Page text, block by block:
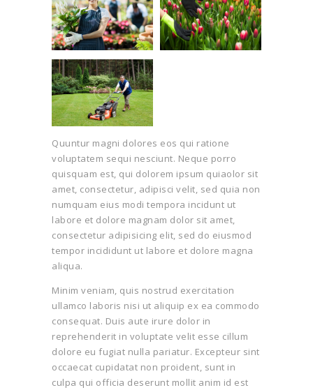
Quuntur magni dolores eos qui ratione
voluptatem sequi nesciunt. Neque porro
quisquam est, qui dolorem ipsum quiaolor sit
amet, consectetur, adipisci velit, sed quia non
numquam eius modi tempora incidunt ut
labore et dolore magnam dolor sit amet,
consectetur adipisicing elit, sed do eiusmod
tempor incididunt ut labore et dolore magna
aliqua.
Minim veniam, quis nostrud exercitation
ullamco laboris nisi ut aliquip ex ea commodo
consequat. Duis aute irure dolor in
reprehenderit in voluptate velit esse cillum
dolore eu fugiat nulla pariatur. Excepteur sint
occaecat cupidatat non proident, sunt in
culpa qui officia deserunt mollit anim id est